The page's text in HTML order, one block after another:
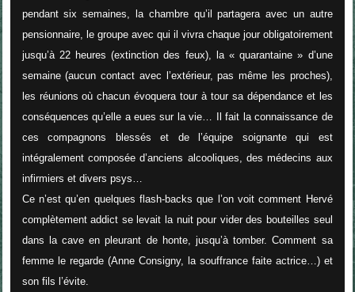
pendant six semaines, la chambre qu’il partagera avec un autre
pensionnaire, le groupe avec qui il vivra chaque jour obligatoirement
jusqu’à 22 heures (extinction des feux), la « quarantaine » d’une
semaine (aucun contact avec l’extérieur, pas même les proches),
les réunions où chacun évoquera tour à tour sa dépendance et les
conséquences qu’elle a eues sur la vie… Il fait la connaissance de
ces compagnons blessés et de l’équipe soignante qui est
intégralement composée d’anciens alcooliques, des médecins aux
infirmiers et divers psys…
Ce n’est qu’en quelques flash-backs que l’on voit comment Hervé
complètement addict se levait la nuit pour vider des bouteilles seul
dans la cave en pleurant de honte, jusqu’à tomber. Comment sa
femme le regarde (Anne Consigny, la souffrance faite actrice…) et
son fils l’évite.